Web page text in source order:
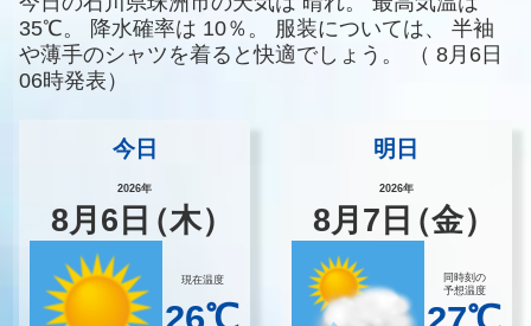
35℃。
降水確率は 10％。 服装については、
半袖
や薄手のシャツを着ると快適でしょう。
（ 8月6日
06時発表）
今日
2026年
8月 6 日（木）
現在温度
明日
2026年
8月 7 日（金）
同時刻の
予想温度